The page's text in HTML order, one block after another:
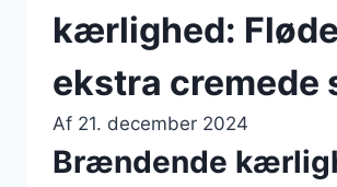
kærlighed:
ekstra cremede
Af 21. december 2024
Brændende